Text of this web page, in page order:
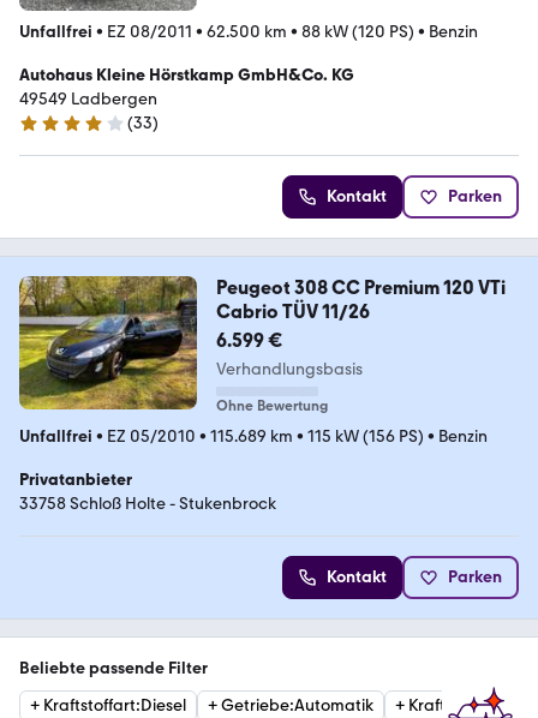
Unfallfrei • EZ 08/2011 • 62.500 km • 88 kW (120 PS) • Benzin
Autohaus Kleine Hörstkamp GmbH&Co. KG
49549 Ladbergen
4 Sterne
(33)
Kontakt Parken
Peugeot 308 CC Premium 120 VTi
Cabrio TÜV 11/26
6.599 €
Verhandlungsbasis
Ohne Bewertung
Unfallfrei • EZ 05/2010 • 115.689 km • 115 kW (156 PS) • Benzin
Privatanbieter
33758 Schloß Holte - Stukenbrock
Kontakt Parken
Beliebte passende Filter
+ Kraftstoffart:Diesel +Getriebe:Automatik + Kraftstoffart: